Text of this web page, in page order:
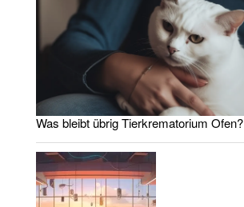
Was bleibt übrig Tierkrematorium Ofen?